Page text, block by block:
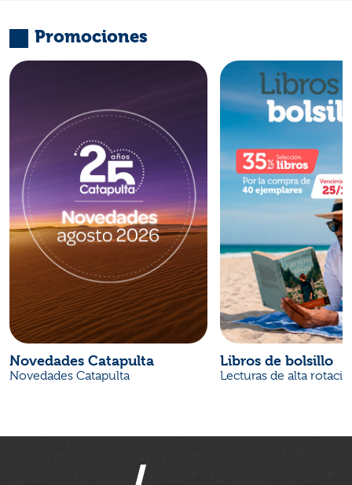
Promociones
Novedades Catapulta
Novedades Catapulta
Libros de bolsillo
Lecturas de alta